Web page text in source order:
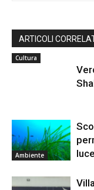
ARTICOLI
Cultura
Ambiente